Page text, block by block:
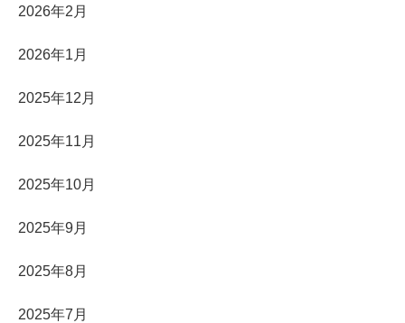
2026年2月
2026年1月
2025年12月
2025年11月
2025年10月
2025年9月
2025年8月
2025年7月